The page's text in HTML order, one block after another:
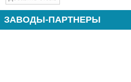
ЗАВОДЫ-ПАРТНЕРЫ